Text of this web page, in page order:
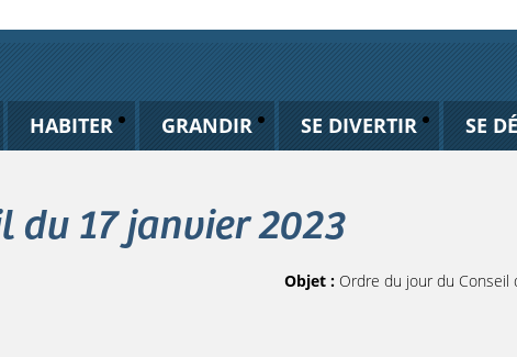
HABITER GRANDIR SE DIVERTIR SE
du 17 janvier 2023
Objet : Ordre du jour du Conseil